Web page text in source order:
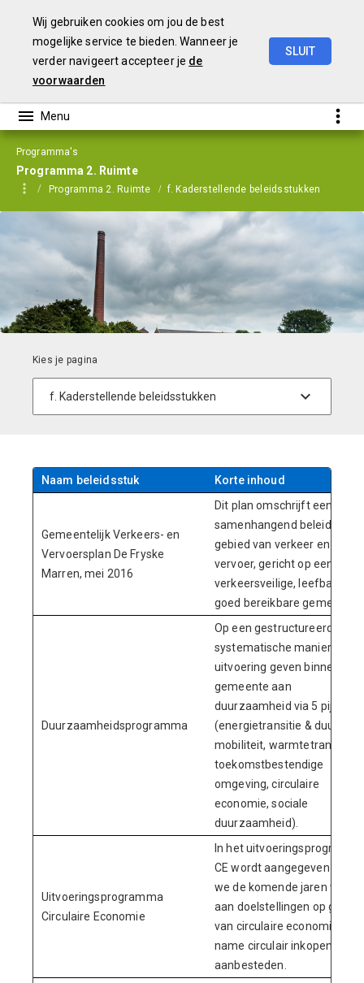
Wij gebruiken cookies om jou de best
mogelijke service te bieden. Wanneer je
verder navigeert accepteer je de
voorwaarden
SLUIT
Programmabegroting
Programma's
Programma 2. Ruimte
Programma 2. Ruimte f. Kaderstellende beleidsstukken
Naam beleidsstuk Korte inhoud
Gemeentelijk Verkeers- en
Vervoersplan De Fryske
Marren, mei 2016
Dit plan omschrijft een
samenhangend beleid op
gebied van verkeer en
vervoer, gericht op een
verkeersveilige, leefbare en
goed bereikbare gemeente.
Duurzaamheidsprogramma
Op een gestructureerde en
systematische manier
uitvoering geven binnen
gemeente aan
duurzaamheid via 5 pijlers
(energietransitie &
mobiliteit, warmtetransitie,
toekomstbestendige
omgeving, circulaire
economie, sociale
duurzaamheid).
Uitvoeringsprogramma
Circulaire Economie
In het
CE wordt aangegeven hoe
we de komende jaren
aan doelstellingen op gebied
van circulaire economie, met
name circulair inkopen en
aanbesteden.